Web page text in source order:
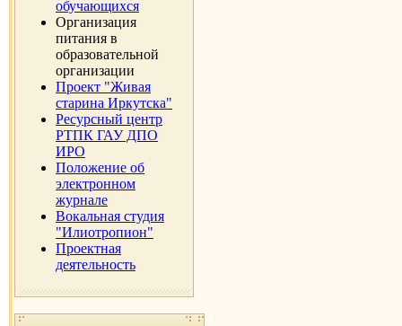
обучающихся
Организация
питания в
образовательной
организации
Проект "Живая
старина Иркутска"
Ресурсный центр
РТПК ГАУ ДПО
ИРО
Положение об
электронном
журнале
Вокальная студия
"Илиотропион"
Проектная
деятельность